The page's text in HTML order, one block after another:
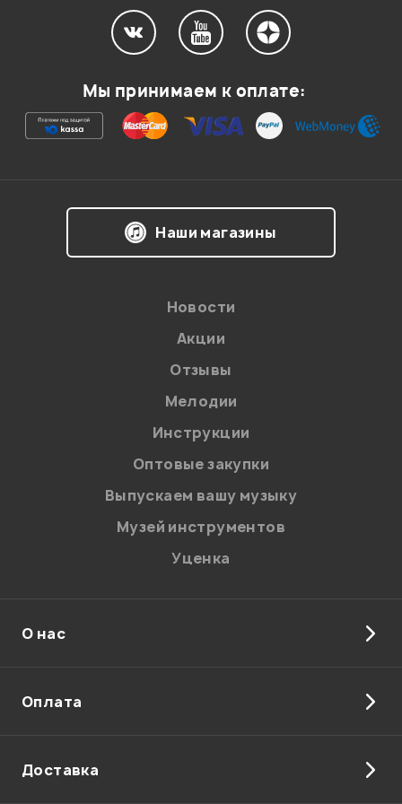
Ваша оценка:
на обработку персональных данных в
Политикой в отношении обработки
персональных данных.
Введите проверочное число:
Отправить
Мы принимаем к оплате:
Наши магазины
Новости
Акции
Отзывы
Мелодии
Инструкции
Оптовые закупки
Выпускаем вашу музыку
Музей инструментов
Уценка
О нас
Оплата
Доставка